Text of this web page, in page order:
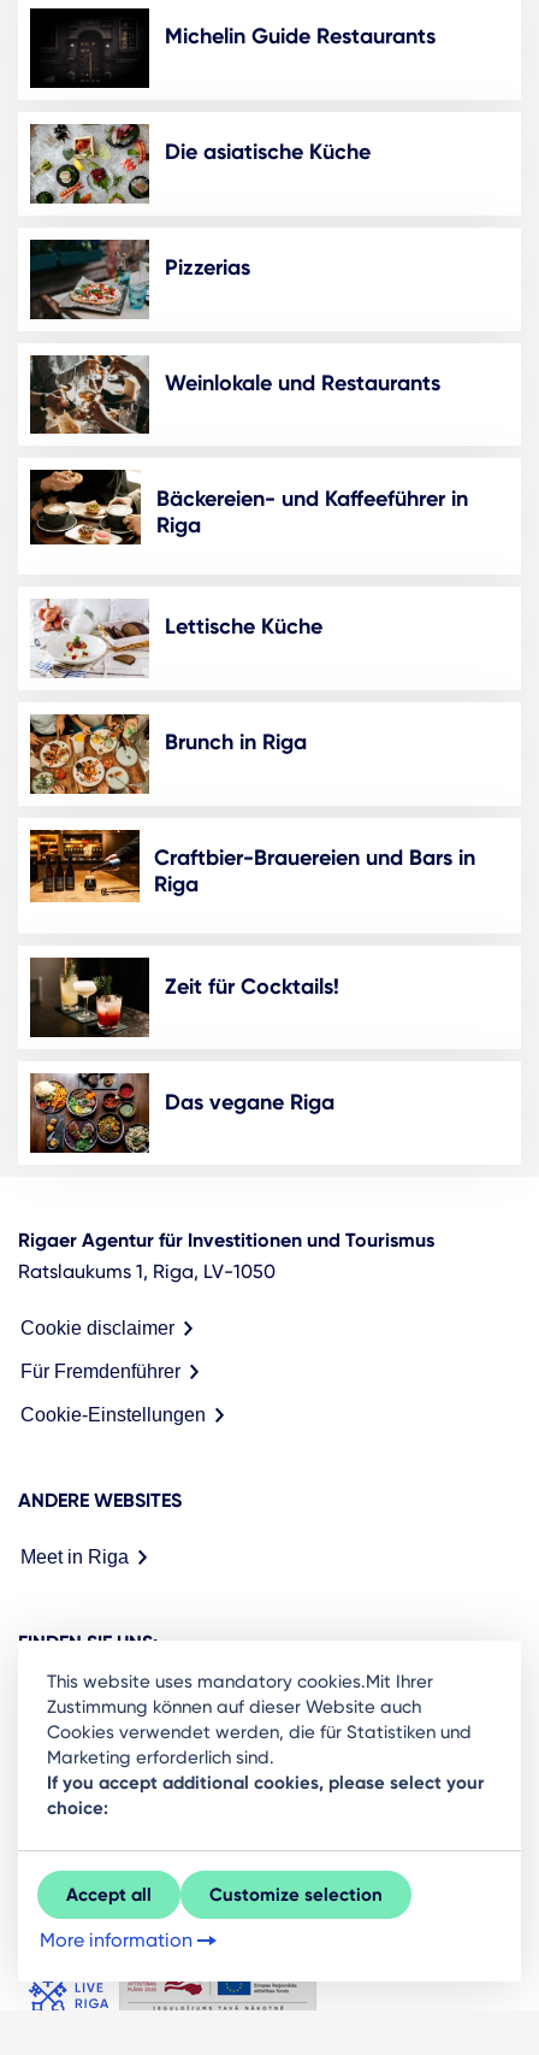
Michelin Guide Restaurants
Die asiatische Küche
Pizzerias
Weinlokale und Restaurants
Bäckereien- und Kaffeeführer in
Riga
Lettische Küche
Brunch in Riga
Craftbier-Brauereien und Bars in
Riga
Zeit für Cocktails!
Das vegane Riga
Rigaer Agentur für Investitionen und Tourismus
Ratslaukums 1, Riga, LV-1050
Cookie disclaimer
Für Fremdenführer
Cookie-Einstellungen
ANDERE WEBSITES
Meet in Riga
FINDEN SIE UNS:
Ready to stay in the loop on Rigas business
community? Subscribe to our newsletter.
Sign Up
This website uses mandatory cookies.Mit Ihrer
Zustimmung können auf dieser Website auch
Cookies verwendet werden, die für Statistiken und
Marketing erforderlich sind.
If you accept additional cookies, please select your
choice:
Accept all Customize selection
More information